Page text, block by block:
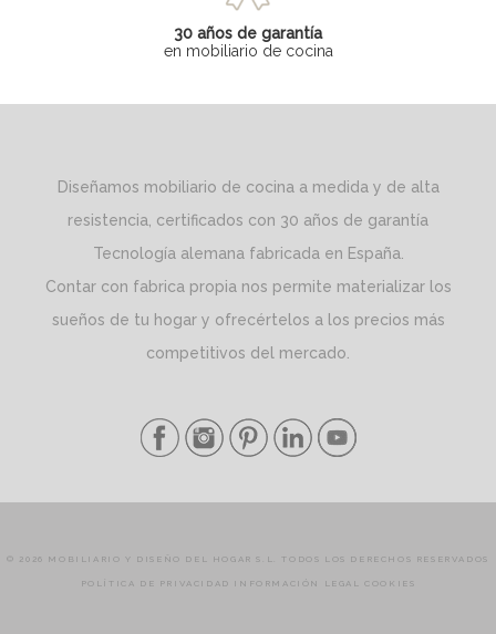
30 años de garantía
en mobiliario de cocina
Diseñamos mobiliario de cocina a medida y de alta
resistencia, certificados con 30 años de garantía
Tecnología alemana fabricada en España.
Contar con fabrica propia nos permite materializar los
sueños de tu hogar y ofrecértelos a los precios más
competitivos del mercado.
© 2026 MOBILIARIO Y DISEÑO DEL HOGAR S.L. TODOS LOS DERECHOS RESERVADOS
POLÍTICA DE PRIVACIDAD INFORMACIÓN LEGAL COOKIES